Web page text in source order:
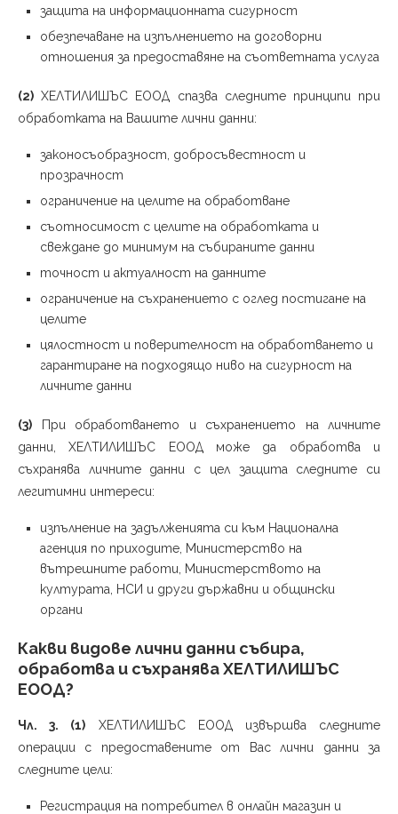
защита на информационната сигурност
обезпечаване на изпълнението на договорни
отношения за предоставяне на съответната услуга
(2) ХЕЛТИЛИШЪС ЕООД спазва следните принципи при
обработката на Вашите лични данни:
законосъобразност, добросъвестност и
прозрачност
ограничение на целите на обработване
съотносимост с целите на обработката и
свеждане до минимум на събираните данни
точност и актуалност на данните
ограничение на съхранението с оглед постигане на
целите
цялостност и поверителност на обработването и
гарантиране на подходящо ниво на сигурност на
личните данни
(3) При обработването и съхранението на личните
данни, ХЕЛТИЛИШЪС ЕООД може да обработва и
съхранява личните данни с цел защита следните си
легитимни интереси:
изпълнение на задълженията си към Национална
агенция по приходите, Министерство на
вътрешните работи, Министерството на
културата, НСИ и други държавни и общински
органи
Какви видове лични данни събира,
обработва и съхранява ХЕЛТИЛИШЪС
ЕООД?
Чл. 3. (1) ХЕЛТИЛИШЪС ЕООД извършва следните
операции с предоставените от Вас лични данни за
следните цели:
Регистрация на потребител в онлайн магазин и